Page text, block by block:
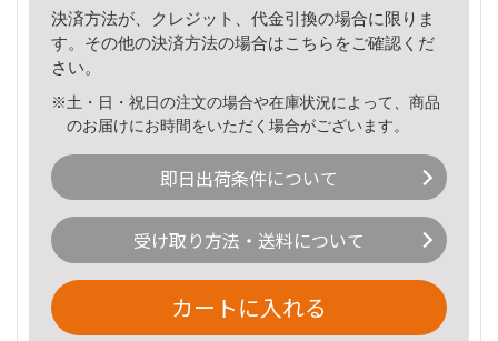
決済方法が、クレジット、代金引換の場合に限りま
す。その他の決済方法の場合はこちら をご確認くだ
さい。
※土・日・祝日の注文の場合や在庫状況によって、商品
のお届けにお時間をいただく場合がございます。
即日出荷条件について
受け取り方法・送料について
カートに入れる